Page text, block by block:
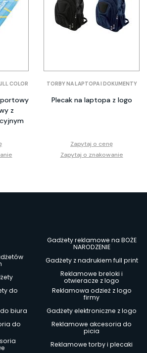
COLOR
z
TORBY NA LAPTOPA I DOKUMENTY
Plecak na laptopa z logo
Zapytaj o cenę
Zapytaj o znakowanie
Gadżety reklamowe na BOŻE
NARODZENIE
Gadżety z nadrukiem full print
Reklamowe breloki i
otwieracze z logo
do
Reklamowa odzież z logo
firmy
biura
Gadżety elektroniczne z logo
do
Reklamowe akcesoria do
picia
Reklamowe torby i plecaki